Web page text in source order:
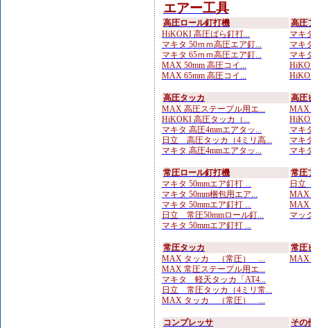
エアー工具
高圧ロール釘打機
HiKOKI 高圧ばら釘打...
マキタ 50ｍｍ高圧エア釘...
マキタ 65ｍｍ高圧エア釘...
MAX 50mm 高圧コイ...
MAX 65mm 高圧コイ...
高圧
マキ
マキ
マキ
高圧タッカ
MAX 高圧ステープル用エ...
HiKOKI 高圧タッカ（...
マキタ 高圧4mmエアタッ...
日立 高圧タッカ（4ミリ高...
マキタ 高圧4mmエアタッ...
高圧
MAX
マキ
マキ
マキ
常圧ロール釘打機
マキタ 50mmエア釘打 ...
マキタ 50mm梱包用エア...
マキタ 50mmエア釘打 ...
日立 常圧50mmロール釘...
マキタ 50mmエア釘打 ...
常圧
日立
MAX
MAX
マッ
常圧タッカ
MAX タッカ （常圧） ...
MAX 常圧ステープル用エ...
マキタ 軽天タッカ「AT4...
日立 常圧タッカ（4ミリ常...
MAX タッカ （常圧） ...
常圧
MAX
コンプレッサ
その